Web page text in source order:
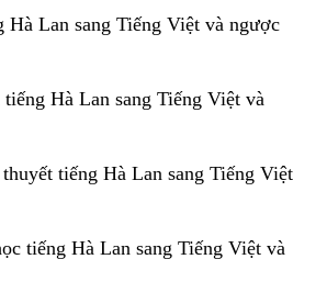
Hà Lan sang Tiếng Việt và ngược
Hà Lan sang Tiếng Việt và
tiếng Hà Lan sang Tiếng Việt
tiếng Hà Lan sang Tiếng Việt và